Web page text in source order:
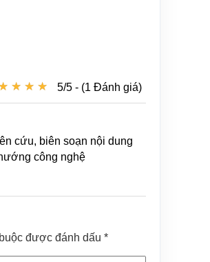
★ ★ ★
★ ★ ★ 5/5 - (1 Đánh giá)
cứu, biên soạn nội dung
công nghệ
được đánh dấu *